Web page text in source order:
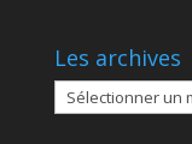
Les archives
Les
archives